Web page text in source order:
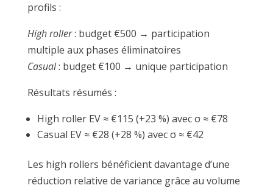
profils :
High roller: budget €500 → participation
multiple aux phases éliminatoires
Casual: budget €100 → unique participation
Résultats résumés :
High roller EV ≈ €115 (+23 %) avec σ ≈ €78
Casual EV ≈ €28 (+28 %) avec σ ≈ €42
Les high rollers bénéficient davantage d’une
réduction relative de variance grâce au volume